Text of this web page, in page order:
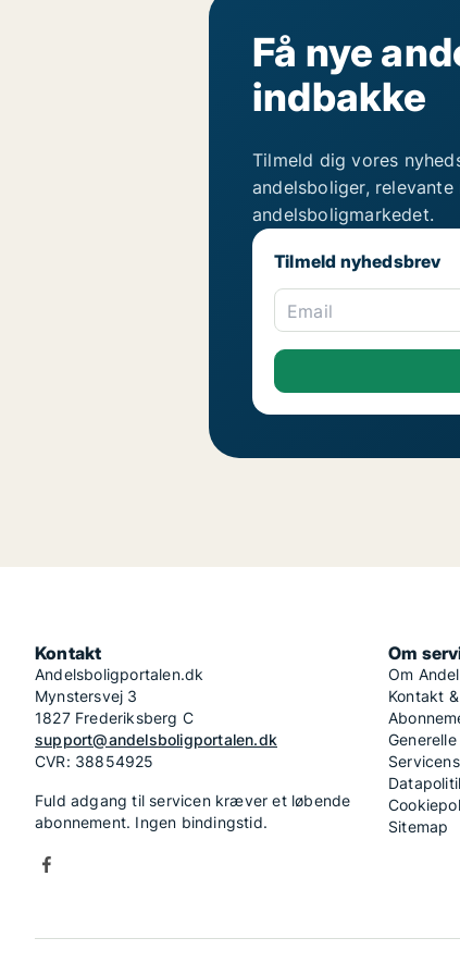
Få nye
indbakke
Tilmeld dig vores
andelsboliger,
andelsboligmarkedet.
Tilmeld nyhedsbrev
Email
Kontakt
Andelsboligportalen.dk
Mynstersvej 3
1827 Frederiksberg C
support@andelsboligportalen.dk
CVR: 38854925
Fuld adgang til servicen kræver et løbende
abonnement. Ingen bindingstid.
Om
Om
Kontakt
Sitemap